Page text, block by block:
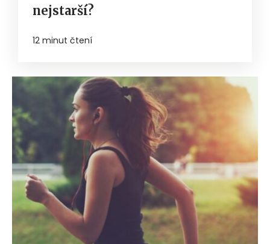
nejstarší?
12 minut čtení